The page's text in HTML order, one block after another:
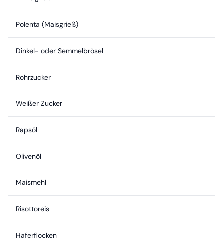
Polenta (Maisgrieß)
Dinkel- oder Semmelbrösel
Rohrzucker
Weißer Zucker
Rapsöl
Olivenöl
Maismehl
Risottoreis
Haferflocken